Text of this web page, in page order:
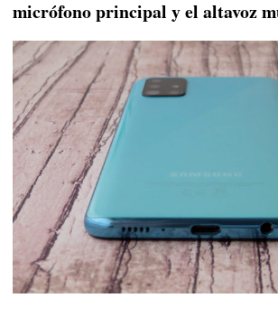
micrófono principal y el altavoz